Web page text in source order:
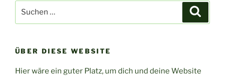
nach:
ÜBER DIESE WEBSITE
Hier wäre ein guter Platz, um dich und deine Website